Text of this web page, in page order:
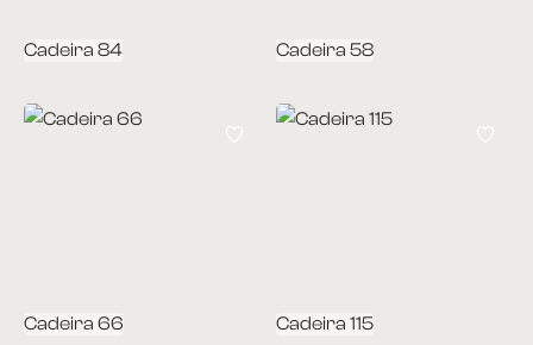
Cadeira 84 Cadeira 58
Cadeira 66 Cadeira 115